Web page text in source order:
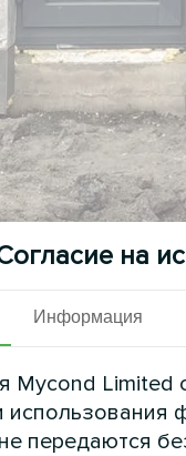
и
на
Информация
Mycond Limited
использования
передаются